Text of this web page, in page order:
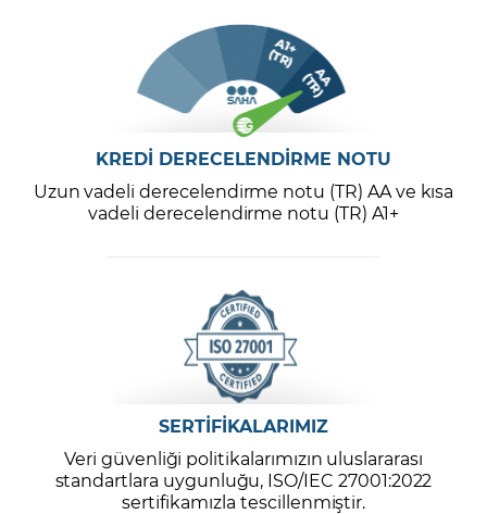
KREDİ DERECELENDİRME NOTU
Uzun vadeli derecelendirme notu (TR) AA ve kısa
vadeli derecelendirme notu (TR) A1+
SERTİFİKALARIMIZ
Veri güvenliği politikalarımızın uluslararası
standartlara uygunluğu, ISO/IEC 27001:2022
sertifikamızla tescillenmiştir.